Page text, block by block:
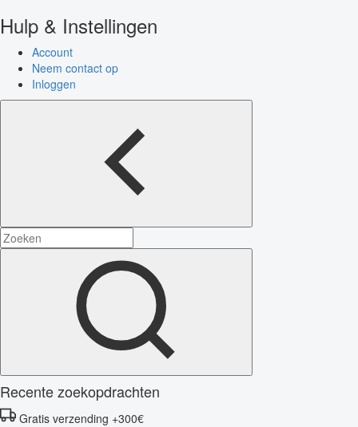
Hulp & Instellingen
Account
Neem contact op
Inloggen
Recente zoekopdrachten
Gratis verzending +300€